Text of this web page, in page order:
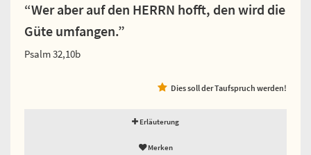
“Wer aber auf den HERRN hofft, den wird die
Güte umfangen.”
Psalm 32,10b
Dies soll der Taufspruch werden!
Erläuterung
Merken